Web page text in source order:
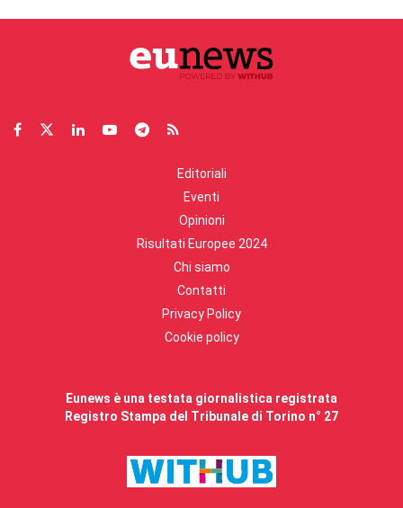
Editoriali
Eventi
Opinioni
Risultati Europee 2024
Chi siamo
Contatti
Privacy Policy
Cookie policy
Eunews è una testata giornalistica registrata
Registro Stampa del Tribunale di Torino n° 27